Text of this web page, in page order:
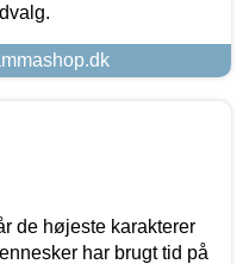
de højeste karakterer
har brugt tid på